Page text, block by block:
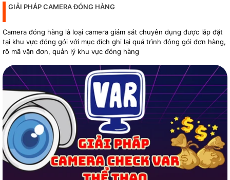
GIẢI PHÁP CAMERA ĐÓNG HÀNG
Camera đóng hàng là loại camera giám sát chuyên dụng được lắp đặt
tại khu vực đóng gói với mục đích ghi lại quá trình đóng gói đơn hàng,
rõ mã vận đơn, quản lý khu vực đóng hàng